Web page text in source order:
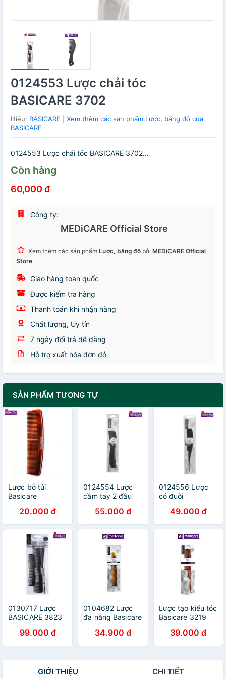
0124553 Lược chải tóc
BASICARE 3702
Hiệu: BASICARE
Xem thêm các sản phẩm Lược, băng đô của
BASICARE
0124553 Lược chải tóc BASICARE 3702...
Còn hàng
60,000 đ
Công ty:
MEDiCARE Official Store
Xem thêm các sản phẩm Lược, băng đô bởi MEDiCARE Official
Store
Giao hàng toàn quốc
Được kiểm tra hàng
Thanh toán khi nhận hàng
Chất lượng, Uy tín
7 ngày đổi trả dễ dàng
Hỗ trợ xuất hóa đơn đỏ
SẢN PHẨM TƯƠNG TỰ
Lược bỏ túi
Basicare
20.000 đ
0124554 Lược
cầm tay 2 đầu
370455.000 đ
0124556 Lược
có đuôi
49.000 đ
0130717 Lược
BASICARE 3823
99.000 đ
0104682 Lược
đa năng Basicare
34.900 đ
Lược tạo kiểu tóc
Basicare 3219
39.000 đ
GIỚI THIỆU CHI TIẾT